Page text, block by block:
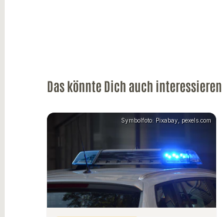
Das könnte Dich auch interessieren
Symbolfoto: Pixabay, pexels.com